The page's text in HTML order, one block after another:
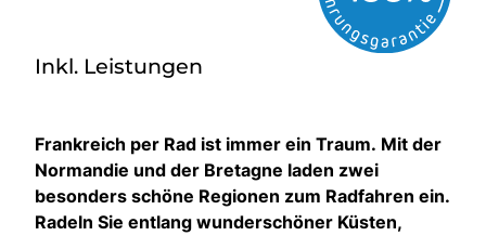
Inkl. Leistungen
Frankreich per Rad ist immer ein Traum. Mit der
Normandie und der Bretagne laden zwei
besonders schöne Regionen zum Radfahren ein.
Radeln Sie entlang wunderschöner Küsten,